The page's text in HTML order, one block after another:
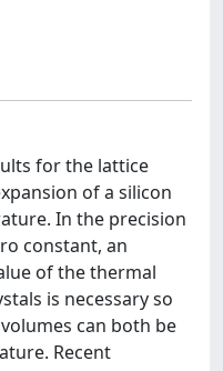
for the lattice
of a silicon
In the precision
constant, an
of the thermal
is necessary so
can both be
Recent